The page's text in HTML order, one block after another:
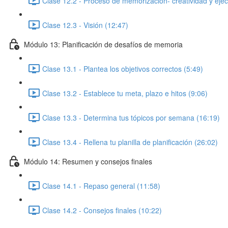
Clase 12.3 - Visión (12:47)
Módulo 13: Planificación de desafíos de memoria
Clase 13.1 - Plantea los objetivos correctos (5:49)
Clase 13.2 - Establece tu meta, plazo e hitos (9:06)
Clase 13.3 - Determina tus tópicos por semana (16:19)
Clase 13.4 - Rellena tu planilla de planificación (26:02)
Módulo 14: Resumen y consejos finales
Clase 14.1 - Repaso general (11:58)
Clase 14.2 - Consejos finales (10:22)